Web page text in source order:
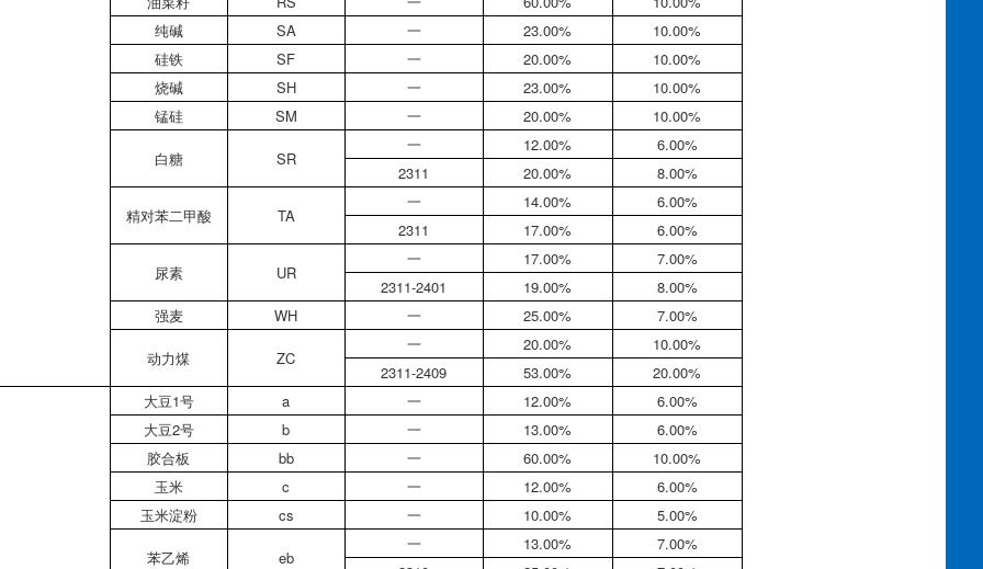
纯碱
SA 一 23.00%
10.00%
硅铁
SF 一 20.00%
10.00%
烧碱
SH 一 23.00%
10.00%
锰硅
SM 一 20.00% 10.00%
白糖 SR
一 12.00%
6.00%
2311
20.00% 8.00%
精对苯二甲酸 TA
一 14.00%
6.00%
2311
17.00% 6.00%
尿素 UR
一 17.00%
7.00%
2311-2401
19.00%
8.00%
强麦
WH 一 25.00% 7.00%
动力煤 ZC
一 20.00%
10.00%
2311-2409
53.00% 20.00%
大豆1号 a 一 12.00%
6.00%
大豆2号
b 一 13.00%
6.00%
胶合板
bb 一 60.00%
10.00%
玉米
c 一 12.00%
6.00%
玉米淀粉
cs 一 10.00% 5.00%
苯乙烯 eb
一 13.00%
7.00%